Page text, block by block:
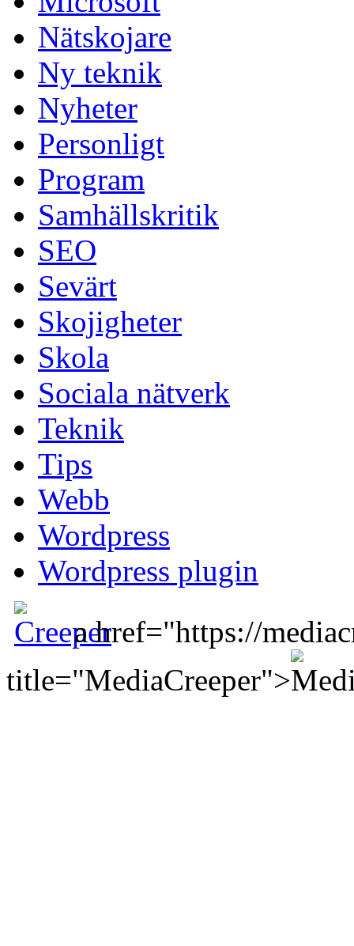
Nätskojare
Ny teknik
Nyheter
Personligt
Program
Samhällskritik
SEO
Sevärt
Skojigheter
Skola
Sociala nätverk
Teknik
Tips
Webb
Wordpress
Wordpress plugin
a href="https://
title="MediaCreeper">